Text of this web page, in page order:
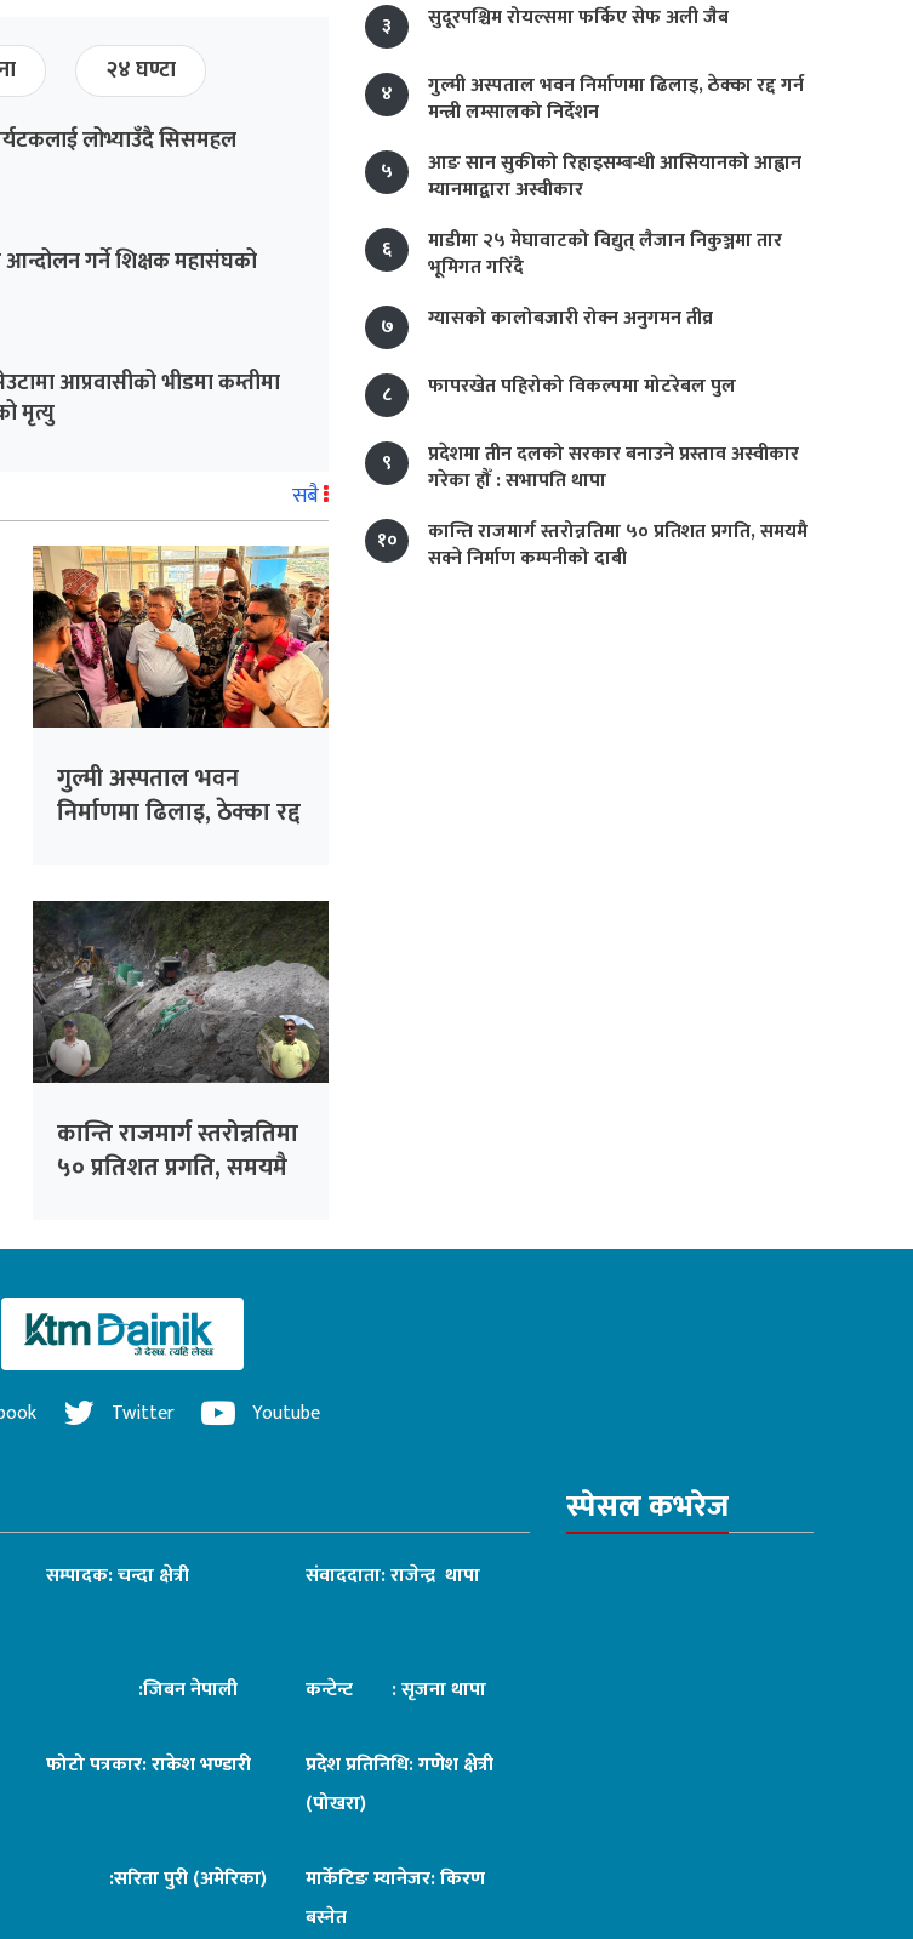
२४ घण्टा
लोभ्याउँदै सिसमहल
गर्ने शिक्षक महासंघको
आप्रवासीको भीडमा कम्तीमा
मृत्यु
सबै
गुल्मी अस्पताल भवन
निर्माणमा ढिलाइ, ठेक्का रद्द
कान्ति राजमार्ग स्तरोन्नतिमा
५० प्रतिशत प्रगति, समयमै
३ सुदूरपश्चिम रोयल्समा फर्किए सेफ अली जैब
४
गुल्मी अस्पताल भवन निर्माणमा ढिलाइ, ठेक्का रद्द गर्न
मन्त्री लम्सालको निर्देशन
५
आङ सान सुकीको रिहाइसम्बन्धी आसियानको आह्वान
म्यानमाद्वारा अस्वीकार
६
माडीमा २५ मेघावाटको विद्युत् लैजान निकुञ्जमा तार
भूमिगत गरिँदै
७
ग्यासको कालोबजारी रोक्न अनुगमन तीव्र
८ फापरखेत पहिरोको विकल्पमा मोटरेबल पुल
९
प्रदेशमा तीन दलको सरकार बनाउने प्रस्ताव अस्वीकार
गरेका हौँ : सभापति थापा
१०
कान्ति राजमार्ग स्तरोन्नतिमा ५० प्रतिशत प्रगति, समयमै
सक्ने निर्माण कम्पनीको दाबी
Twitter Youtube
सम्पादक: चन्दा क्षेत्री संवाददाता: राजेन्द्र थापा
:जिबन नेपाली कन्टेन्ट : सृजना थापा
फोटो पत्रकार: राकेश भण्डारी
प्रदेश प्रतिनिधि: गणेश क्षेत्री
(पोखरा)
:सरिता पुरी (अमेरिका)
मार्केटिङ म्यानेजर: किरण
बस्नेत
स्पेसल कभरेज